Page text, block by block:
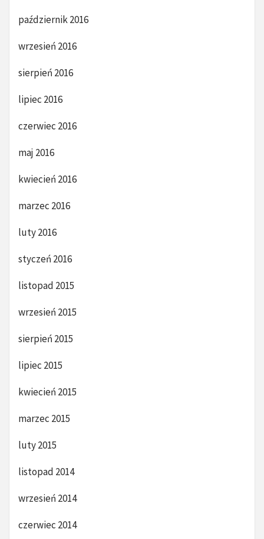
październik 2016
wrzesień 2016
sierpień 2016
lipiec 2016
czerwiec 2016
maj 2016
kwiecień 2016
marzec 2016
luty 2016
styczeń 2016
listopad 2015
wrzesień 2015
sierpień 2015
lipiec 2015
kwiecień 2015
marzec 2015
luty 2015
listopad 2014
wrzesień 2014
czerwiec 2014